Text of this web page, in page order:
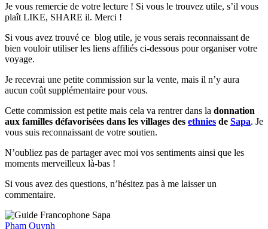
Je vous remercie de votre lecture ! Si vous le trouvez utile, s’il vous
plaît LIKE, SHARE il. Merci !
Si vous avez trouvé ce blog utile, je vous serais reconnaissant de
bien vouloir utiliser les liens affiliés ci-dessous pour organiser votre
voyage.
Je recevrai une petite commission sur la vente, mais il n’y aura
aucun coût supplémentaire pour vous.
Cette commission est petite mais cela va rentrer dans la donnation
aux familles défavorisées dans les villages des ethnies de Sapa. Je
vous suis reconnaissant de votre soutien.
N’oubliez pas de partager avec moi vos sentiments ainsi que les
moments merveilleux là-bas !
Si vous avez des questions, n’hésitez pas à me laisser un
commentaire.
Pham Quynh